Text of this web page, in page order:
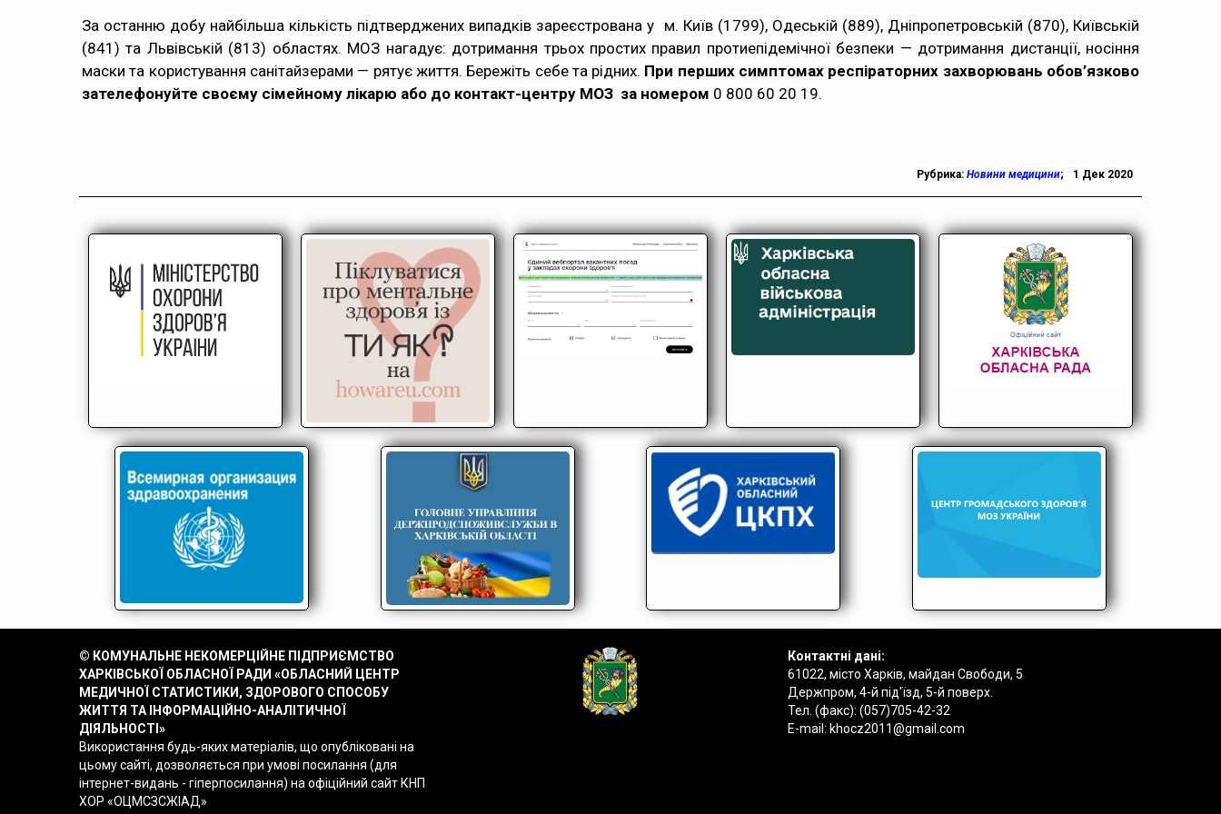
За останню добу найбільша кількість підтверджених випадків зареєстрована у м. Київ (1799), Одеській (889), Дніпропетровській (870), Київській
(841) та Львівській (813) областях. МОЗ нагадує: дотримання трьох простих правил протиепідемічної безпеки — дотримання дистанції, носіння
маски та користування санітайзерами — рятує життя. Бережіть себе та рідних. При перших симптомах респіраторних захворювань обов’язково
зателефонуйте своєму сімейному лікарю або до контакт-центру МОЗ за номером 0 800 60 20 19.
Рубрика: Новини медицини; 1 Дек 2020
© КОМУНАЛЬНЕ НЕКОМЕРЦІЙНЕ ПІДПРИЄМСТВО
ХАРКІВСЬКОЇ ОБЛАСНОЇ РАДИ «ОБЛАСНИЙ ЦЕНТР
МЕДИЧНОЇ СТАТИСТИКИ, ЗДОРОВОГО СПОСОБУ
ЖИТТЯ ТА ІНФОРМАЦІЙНО-АНАЛІТИЧНОЇ
ДІЯЛЬНОСТІ»
Використання будь-яких матеріалів, що опубліковані на
цьому сайті, дозволяється при умові посилання (для
інтернет-видань - гіперпосилання) на офіційний сайт КНП
ХОР «ОЦМСЗСЖІАД»
Контактні дані:
61022, місто Харків, майдан Свободи, 5
Держпром, 4-й під'їзд, 5-й поверх.
Тел. (факс): (057)705-42-32
E-mail: khocz2011@gmail.com